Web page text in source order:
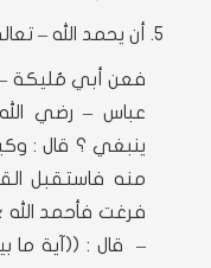
أن يحمد الله –
فعن أبي مُليكة –
عباس – رضي
ينبغي ؟ قال :
منه فاستقبل
فرغت فأحمد الله
– قال : ((آية ما